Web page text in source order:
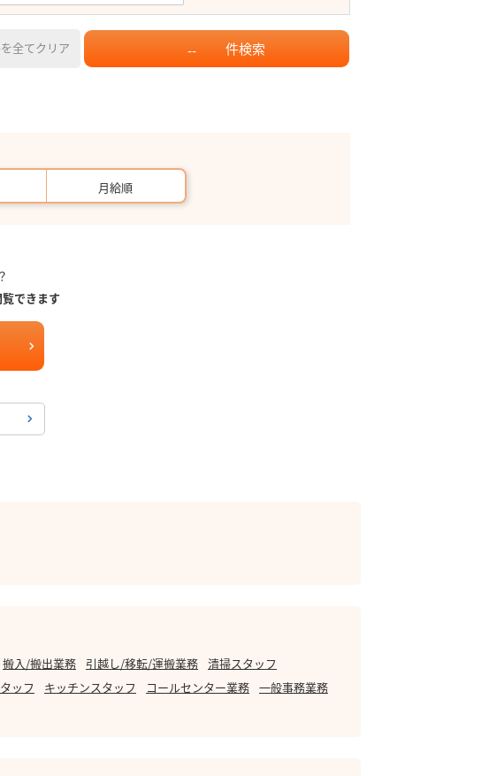
全てクリア -- 件検索
月給順
できます
搬入/搬出業務 引越し/移転/運搬業務 清掃スタッフ
ッフ キッチンスタッフ コールセンター業務 一般事務業務